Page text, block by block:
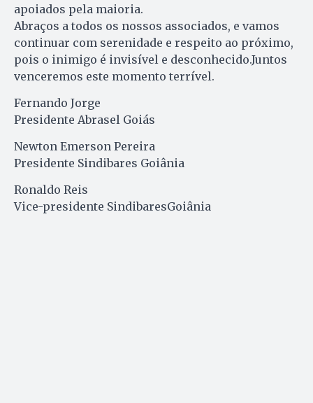
apoiados pela maioria.
Abraços a todos os nossos associados, e vamos
continuar com serenidade e respeito ao próximo,
pois o inimigo é invisível e desconhecido.Juntos
venceremos este momento terrível.
Fernando Jorge
Presidente Abrasel Goiás
Newton Emerson Pereira
Presidente Sindibares Goiânia
Ronaldo Reis
Vice-presidente SindibaresGoiânia